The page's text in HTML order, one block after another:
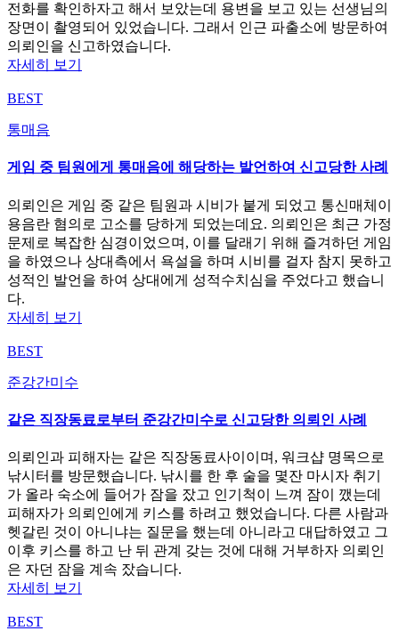
전화를 확인하자고 해서 보았는데 용변을 보고 있는 선생님의
장면이 촬영되어 있었습니다. 그래서 인근 파출소에 방문하여
의뢰인을 신고하였습니다.
자세히 보기
BEST
통매음
게임 중 팀원에게 통매음에 해당하는 발언하여 신고당한 사례
의뢰인은 게임 중 같은 팀원과 시비가 붙게 되었고 통신매체이
용음란 혐의로 고소를 당하게 되었는데요. 의뢰인은 최근 가정
문제로 복잡한 심경이었으며, 이를 달래기 위해 즐겨하던 게임
을 하였으나 상대측에서 욕설을 하며 시비를 걸자 참지 못하고
성적인 발언을 하여 상대에게 성적수치심을 주었다고 했습니
다.
자세히 보기
BEST
준강간미수
같은 직장동료로부터 준강간미수로 신고당한 의뢰인 사례
의뢰인과 피해자는 같은 직장동료사이이며, 워크샵 명목으로
낚시터를 방문했습니다. 낚시를 한 후 술을 몇잔 마시자 취기
가 올라 숙소에 들어가 잠을 잤고 인기척이 느껴 잠이 깼는데
피해자가 의뢰인에게 키스를 하려고 했었습니다. 다른 사람과
헷갈린 것이 아니냐는 질문을 했는데 아니라고 대답하였고 그
이후 키스를 하고 난 뒤 관계 갖는 것에 대해 거부하자 의뢰인
은 자던 잠을 계속 잤습니다.
자세히 보기
BEST